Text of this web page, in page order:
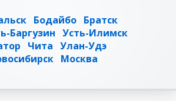
Бодайбо Братск
Баргузин Усть-Илимск
Чита Улан-Удэ
Москва